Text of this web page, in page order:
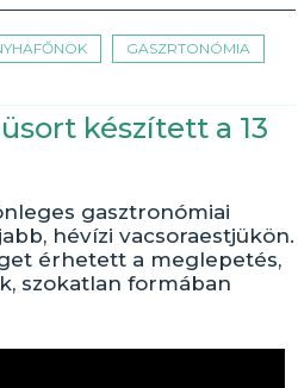
GASZRTONÓMIA
készített a 13
gasztronómiai
hévízi vacsoraestjükön.
érhetett a meglepetés,
szokatlan formában